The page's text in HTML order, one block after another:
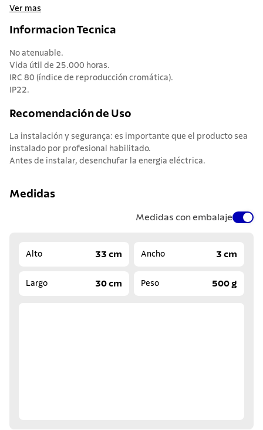
Ver mas
Informacion Tecnica
No atenuable.
Vida útil de 25.000 horas.
IRC 80 (índice de reproducción cromática).
IP22.
Recomendación de Uso
La instalación y segurança: es importante que el producto sea
instalado por profesional habilitado.
Antes de instalar, desenchufar la energia eléctrica.
Medidas
Medidas con embalaje
Alto 33 cm Ancho 3 cm
Largo 30 cm Peso 500 g